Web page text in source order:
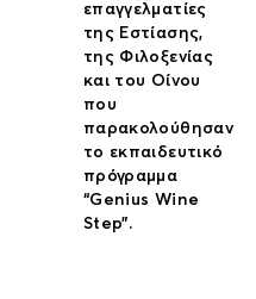
επαγγελματίες
της Εστίασης,
της Φιλοξενίας
και του Οίνου
που
παρακολούθησαν
το εκπαιδευτικό
πρόγραμμα
“Genius Wine
Step”.